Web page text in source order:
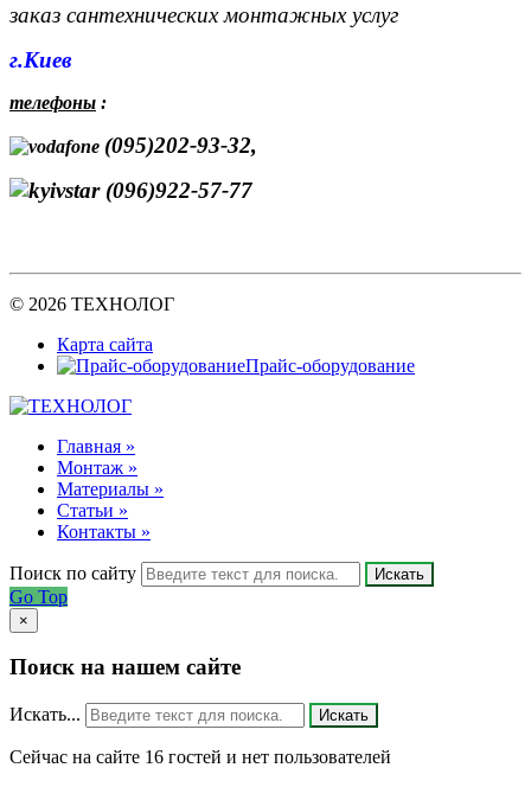
заказ сантехнических монтажных услуг
г.Киев
телефоны :
(095)202-93-32,
(096)922-57-77
© 2026 ТЕХНОЛОГ
Карта сайта
Прайс-оборудование
Главная »
Монтаж »
Материалы »
Статьи »
Контакты »
Поиск по сайту Искать
Go Top
×
Поиск на нашем сайте
Искать... Искать
Сейчас на сайте 16 гостей и нет пользователей